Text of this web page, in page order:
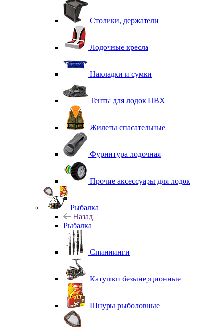
Столики, держатели
Лодочные кресла
Накладки и сумки
Тенты для лодок ПВХ
Жилеты спасательные
Фурнитура лодочная
Прочие аксессуары для лодок
Рыбалка
Назад
Рыбалка
Спиннинги
Катушки безынерционные
Шнуры рыболовные